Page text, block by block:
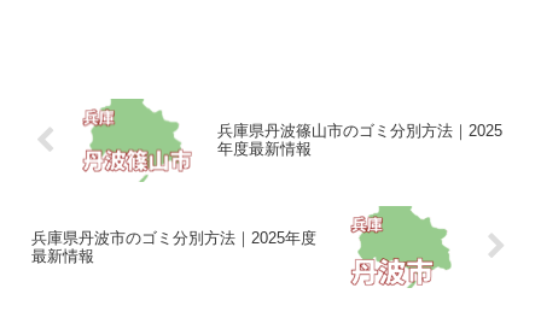
兵庫県丹波篠山市のゴミ分別方法｜2025
年度最新情報
兵庫県丹波市のゴミ分別方法｜2025年度
最新情報